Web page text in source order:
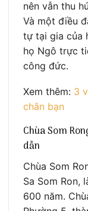
nên vẫn thu
Và một điều
tự tại gia của
họ Ngô trực
công đức.
Xem thêm: 3
chân bạn
Chùa Som
dẫn
Chùa Som
Sa Som Ron,
600 năm.